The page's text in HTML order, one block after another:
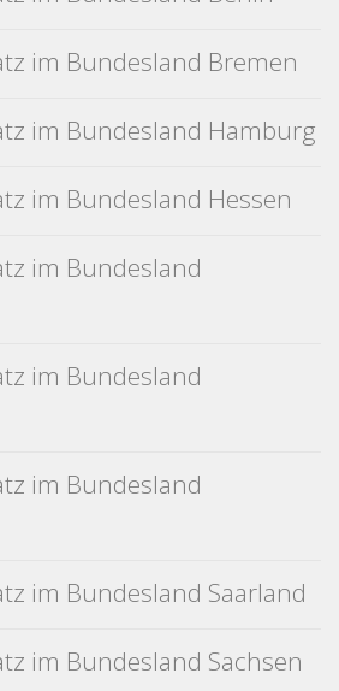
im Bundesland Bremen
im Bundesland Hamburg
im Bundesland Hessen
im Bundesland
im Bundesland
im Bundesland
im Bundesland Saarland
im Bundesland Sachsen